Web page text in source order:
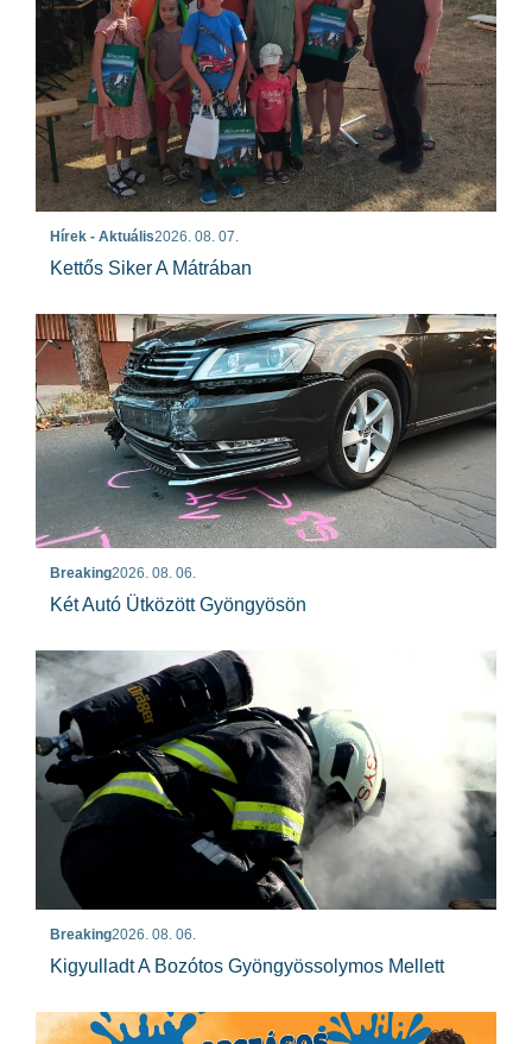
Hírek - Aktuális2026. 08. 07.
Kettős Siker A Mátrában
Breaking2026. 08. 06.
Két Autó Ütközött Gyöngyösön
Breaking2026. 08. 06.
Kigyulladt A Bozótos Gyöngyössolymos Mellett